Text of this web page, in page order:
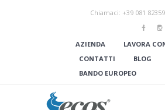
Chiamaci: +39 081
AZIENDA
LAVORA
CONTATTI
BLOG
BANDO EUROPEO